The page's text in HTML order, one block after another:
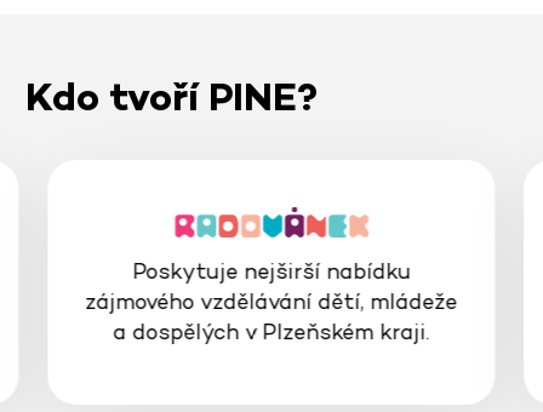
Kdo tvoří PINE?
Poskytuje nejširší nabídku
zájmového vzdělávání dětí, mládeže
a dospělých v Plzeňském kraji.